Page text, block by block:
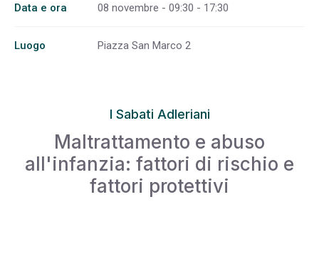
Data e ora 08 novembre - 09:30 - 17:30
Luogo Piazza San Marco 2
I Sabati Adleriani
Maltrattamento e abuso
all'infanzia: fattori di rischio e
fattori protettivi